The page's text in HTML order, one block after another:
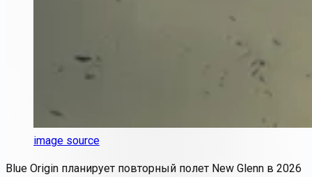
image source
Blue Origin планирует повторный полет New Glenn в 2026